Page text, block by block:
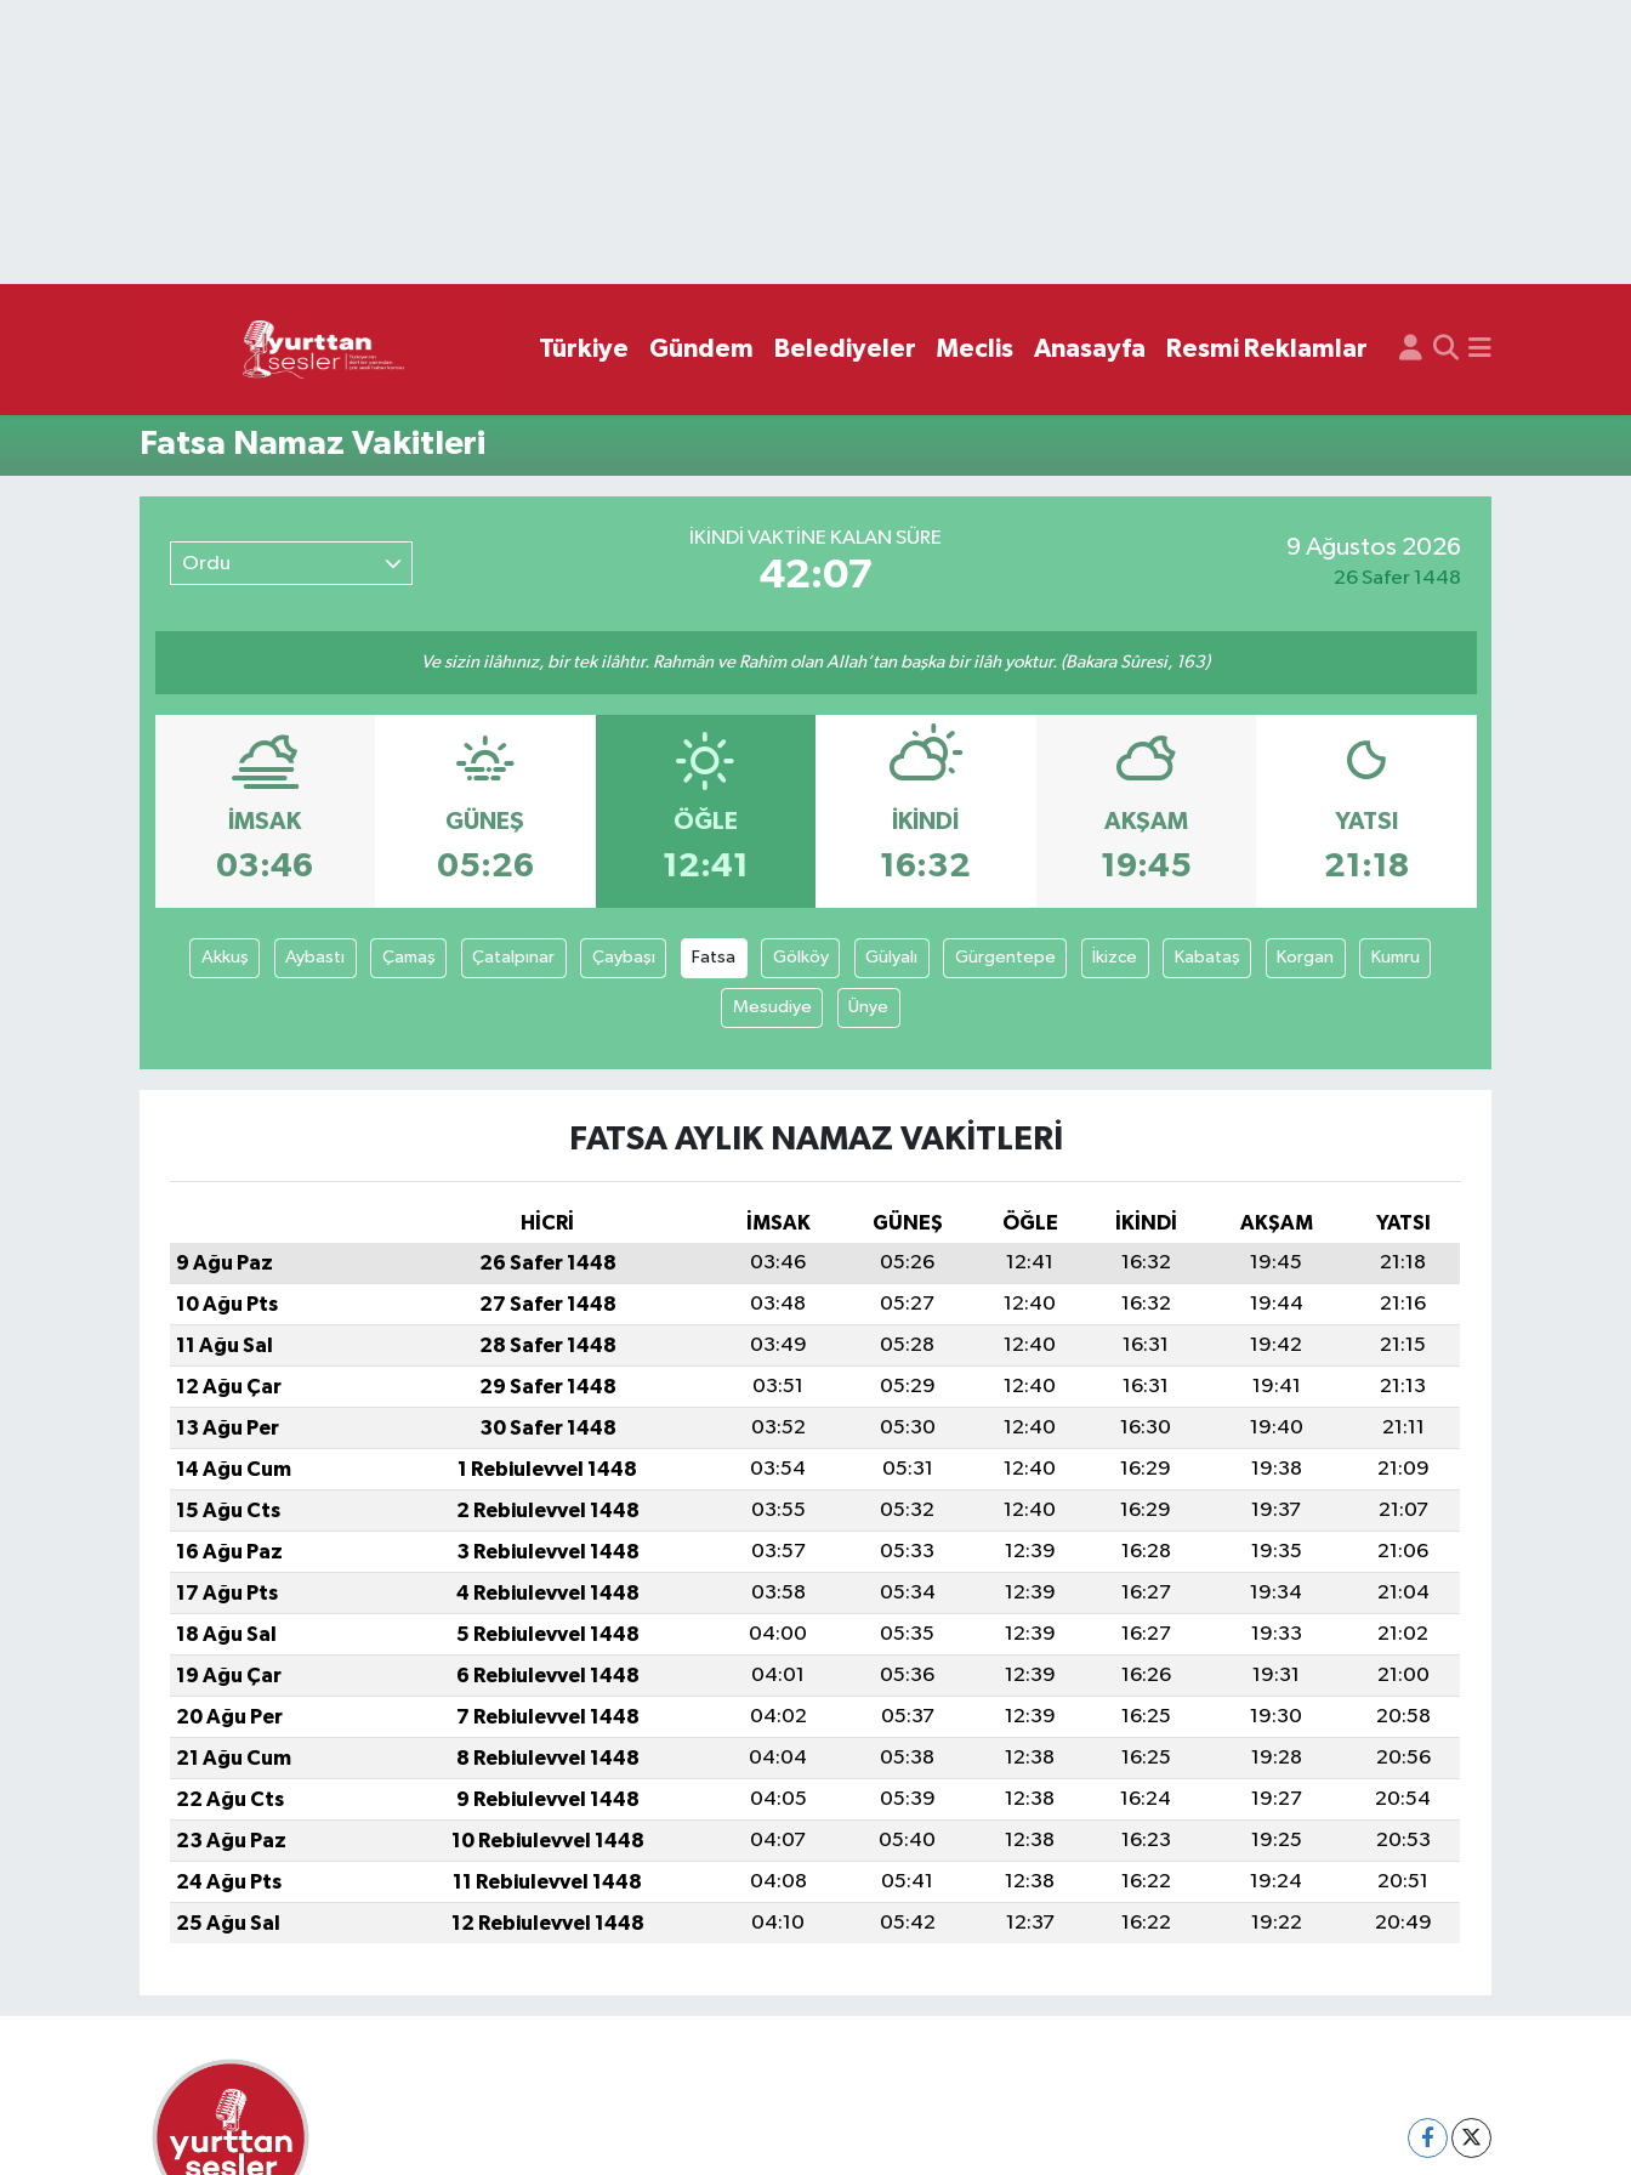
Türkiye Gündem Belediyeler Meclis Anasayfa Resmi Reklamlar
Fatsa Namaz Vakitleri
Ordu
İKINDI VAKTİNE KALAN SÜRE
42:07
9 Ağustos 2026
26 Safer 1448
Ve sizin ilâhınız, bir tek ilâhtır. Rahmân ve Rahîm olan Allah’tan başka bir ilâh yoktur. (Bakara Sûresi, 163)
İMSAK
03:46
GÜNEŞ
05:26
ÖĞLE
12:41
İKINDI
16:32
AKŞAM
19:45
YATSI
21:18
Akkuş Aybastı Çamaş Çatalpınar Çaybaşı Fatsa Gölköy Gülyalı Gürgentepe İkizce Kabataş Korgan Kumru
Mesudiye Ünye
FATSA AYLIK NAMAZ VAKITLERI
HİCRİ İMSAK GÜNEŞ ÖĞLE İKINDI AKŞAM
YATSI
9 Ağu Paz
26 Safer 1448 03:46 05:26 12:41 16:32 19:45
21:18
10 Ağu Pts
27 Safer 1448 03:48 05:27 12:40 16:32 19:44
21:16
11 Ağu Sal
28 Safer 1448 03:49 05:28 12:40 16:31 19:42
21:15
12 Ağu Çar
29 Safer 1448 03:51 05:29 12:40 16:31 19:41
21:13
13 Ağu Per
30 Safer 1448 03:52 05:30 12:40 16:30 19:40
21:11
14 Ağu Cum
1 Rebiulevvel 1448 03:54 05:31 12:40 16:29 19:38
21:09
15 Ağu Cts
2 Rebiulevvel 1448 03:55 05:32 12:40 16:29 19:37
21:07
16 Ağu Paz
3 Rebiulevvel 1448 03:57 05:33 12:39 16:28 19:35
21:06
17 Ağu Pts
4 Rebiulevvel 1448 03:58 05:34 12:39 16:27 19:34
21:04
18 Ağu Sal
5 Rebiulevvel 1448 04:00 05:35 12:39 16:27 19:33
21:02
19 Ağu Çar
6 Rebiulevvel 1448 04:01 05:36 12:39 16:26 19:31
21:00
20 Ağu Per
7 Rebiulevvel 1448 04:02 05:37 12:39 16:25 19:30
20:58
21 Ağu Cum
8 Rebiulevvel 1448 04:04 05:38 12:38 16:25 19:28
20:56
22 Ağu Cts
9 Rebiulevvel 1448 04:05 05:39 12:38 16:24 19:27
20:54
23 Ağu Paz
10 Rebiulevvel 1448 04:07 05:40 12:38 16:23 19:25
20:53
24 Ağu Pts
11 Rebiulevvel 1448 04:08 05:41 12:38 16:22 19:24
20:51
25 Ağu Sal
12 Rebiulevvel 1448 04:10 05:42 12:37 16:22 19:22 20:49
Süper Lig Puan Durumu ve Fikstür